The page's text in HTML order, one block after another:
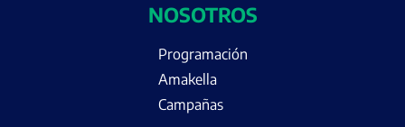
NOSOTROS
Programación
Amakella
Campañas